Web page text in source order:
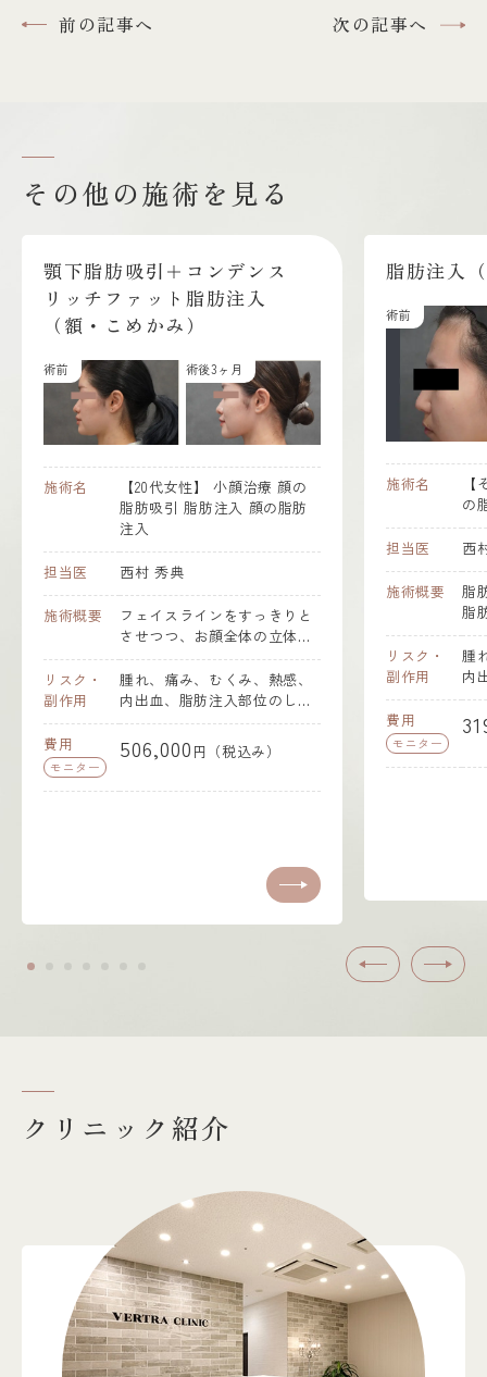
前の記事へ 次の記事へ
その他の施術を見る
デンス
顔治療 顔の
すっきりと
したいとい
した。 ま
引を行い、
ャープな輪
て、吸引し
スリッチ
不純物を丁
ムを補うこ
りとなって
み、熱感、
部位のしこ
たるみ、傷
り感、こわ
跡、色素沈
込み）
脂肪注入（額）
術前
施術名 【その他女性】 脂肪注入 顔
の脂肪注入
担当医 西村 秀典
施術概要
脂肪注入（額） 採取した皮下
脂肪から不純物を取り除き、
健康でピュアな脂肪細胞のみ
を注入する方法です。コンデ
ンス（濃縮）技術で生成され
た健康な脂肪細胞＝コンデン
スリッチファット（CRF）を
注入するため、高い定着率を
実現します。 脂肪注入を額に
やわらげ、女性らしく柔らか
のバランスを整えた若々しい
仕上がりとなっています。
リスク・
副作用
腫れ、痛み、むくみ、熱感、
内出血、脂肪注入部位のしこ
り・凹凸・皮膚のたるみ、傷
費用
モニター
319,000円（税込み）
前へ 次へ
クリニック紹介